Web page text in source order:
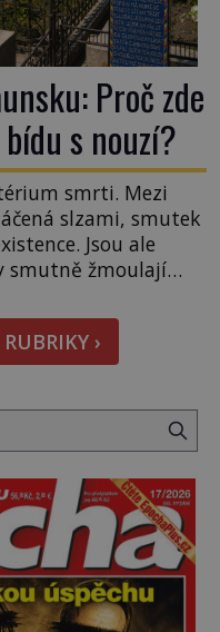
Proč zde
s nouzí?
smrti. Mezi
slzami, smutek
Jsou ale
smutně žmoulají
Unikátní
„Veselý“, najdeme
›